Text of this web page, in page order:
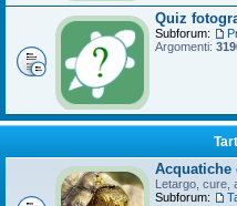
Quiz
Subforum:
Argomenti:
Acquatiche
Letargo, cure,
Subforum: